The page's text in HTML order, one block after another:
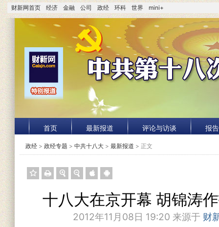
财新网首页 经济 金融 公司 政经 环科 世界 mini+
首页 最新报道 评论与访谈 报
政经 > 政经专题 > 中共十八大 > 最新报道 > 正文
十八大在京开幕 胡锦涛
2012年11月08日 19:20 来源于 财